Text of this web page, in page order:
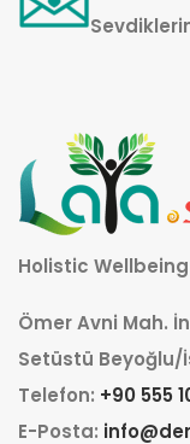
Holistic
Ömer Avni Mah.
Setüstü
Telefon: +90 555
E-Posta: